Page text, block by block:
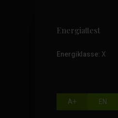
Energiattest
Energiklasse: X
A+ EN